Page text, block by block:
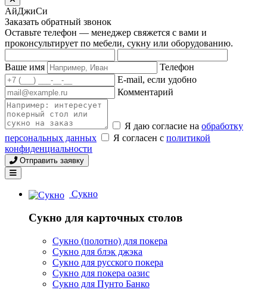
АйДжиСи
Заказать обратный звонок
Оставьте телефон — менеджер свяжется с вами и
проконсультирует по мебели, сукну или оборудованию.
Ваше имя
Телефон
E-mail, если удобно
Комментарий
Я даю согласие на обработку
персональных данных
Я согласен с политикой
конфиденциальности
Отправить заявку
Сукно
Сукно для карточных столов
Сукно (полотно) для покера
Сукно для блэк джэка
Сукно для русского покера
Сукно для покера оазис
Сукно для Пунто Банко